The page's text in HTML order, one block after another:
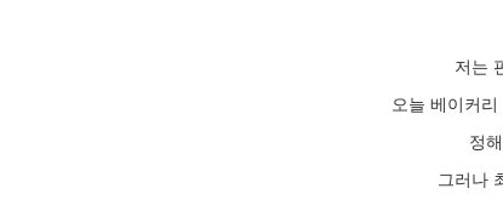
저는
오늘 베이커
정
그러나